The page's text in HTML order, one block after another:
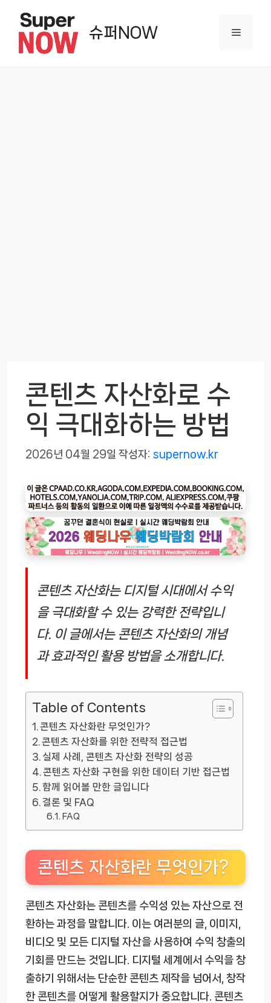
슈퍼NOW 메
콘텐츠 자산화로 수
익 극대화하는 방법
2026년 04월 29일 작성자: supernow.kr
콘텐츠 자산화는 디지털 시대에서 수익
을 극대화할 수 있는 강력한 전략입니
다. 이 글에서는 콘텐츠 자산화의 개념
과 효과적인 활용 방법을 소개합니다.
Table of Contents
콘텐츠 자산화란 무엇인가?
콘텐츠 자산화를 위한 전략적 접근법
실제 사례, 콘텐츠 자산화 전략의 성공
콘텐츠 자산화 구현을 위한 데이터 기반 접근법
함께 읽어볼 만한 글입니다
결론 및 FAQ
FAQ
콘텐츠 자산화란 무엇인가?
콘텐츠 자산화는 콘텐츠를 수익성 있는 자산으로 전
환하는 과정을 말합니다. 이는 여러분의 글, 이미지,
비디오 및 모든 디지털 자산을 사용하여 수익 창출의
기회를 만드는 것입니다. 디지털 세계에서 수익을 창
출하기 위해서는 단순한 콘텐츠 제작을 넘어서, 창작
한 콘텐츠를 어떻게 활용할지가 중요합니다. 콘텐츠